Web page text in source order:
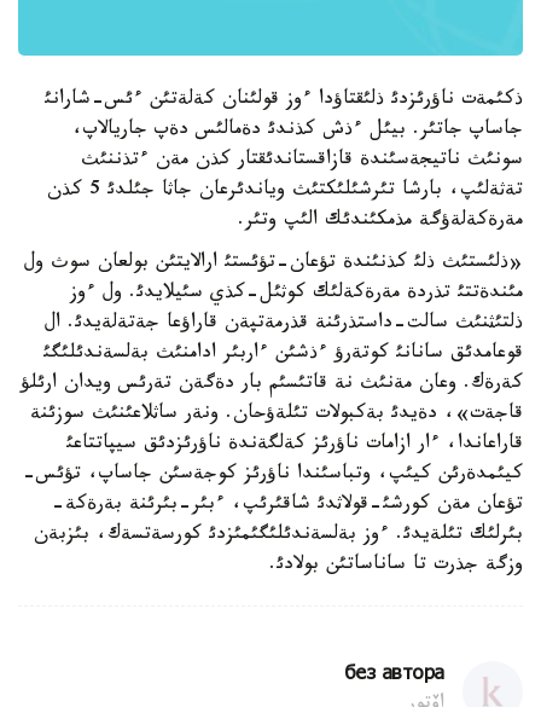
ذكئمةت ناؤرئزدئ ذلئقتاؤدا ءوز قولئنان كةلةتئن ءئس-شارانئ
جاساپ جاتئر. بيئل ءذش كذندئ دةمالئس دةپ جاريالاپ،
سونئث ناتيجةسئندة قازاقستاندئقتار كذن مةن ءتذننئث
تةثةلئپ، بارشا تئرشئلئكتئث وياندئرعان جاثا جئلدئ 5 كذن
مةرةكةلةؤگة مذمكئندئك الئپ وتئر.
«ذلئستئث ذلئ كذنئندة تؤعان-تؤئستئ ارالايتئن بولعان سوث ول
مئندةتتئ تذردة مةرةكةلئك كوثئل-كذي سئيلايدئ. ول ءوز
ذلتئثنئث سالت-داستذرئنة قذرمةتپةن قاراؤعا جةتةلةيدئ. ال
قوعامدئق سانانئ كوتةرؤ ءذشئن ءاربئر ادامنئث بةلسةندئلئگئ
كةرةك. وعان مةنئث نة قاتئسئم بار دةگةن تةرئس ويدان ارئلؤ
قاجةت»، دةيدئ بةكبولات تئلةؤحان. ونةر ساثلاعئنئث سوزئنة
قاراعاندا، ءار ازامات ناؤرئز كةلگةندة ناؤرئزدئق سيپاتتاعئ
كيئمدةرئن كيئپ، وتباسئندا ناؤرئز كوجةسئن جاساپ، تؤئس-
تؤعان مةن كورشئ-قولاثدئ شاقئرئپ، ءبئر-بئرئنة بةرةكة-
بئرلئك تئلةيدئ. ءوز بةلسةندئلئگئمئزدئ كورسةتسةك، بئزبةن
وزگة جذرت تا ساناساتئن بولادئ.
без автора